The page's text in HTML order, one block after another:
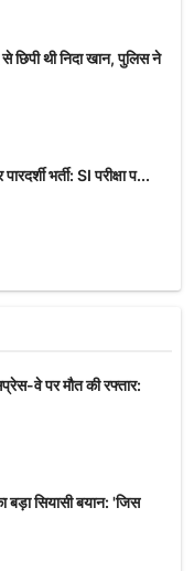
थी निदा खान, पुलिस ने
भर्ती: SI परीक्षा प...
वे पर मौत की रफ्तार:
बड़ा सियासी बयान: 'जिस